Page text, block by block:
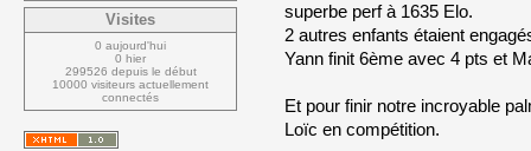
superbe perf à 1635 Elo.
2 autres enfants étaient
Yann finit 6ème avec 4 pts et
Et pour finir notre incroyable
Loïc en compétition.
Visites
0 aujourd'hui
0 hier
299526 depuis le début
10000 visiteurs actuellement
connectés